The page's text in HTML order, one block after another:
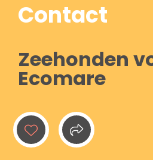
Contact
Zeehonden
Ecomare